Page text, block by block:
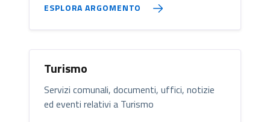
ESPLORA ARGOMENTO
Turismo
Servizi comunali, documenti, uffici, notizie
ed eventi relativi a Turismo